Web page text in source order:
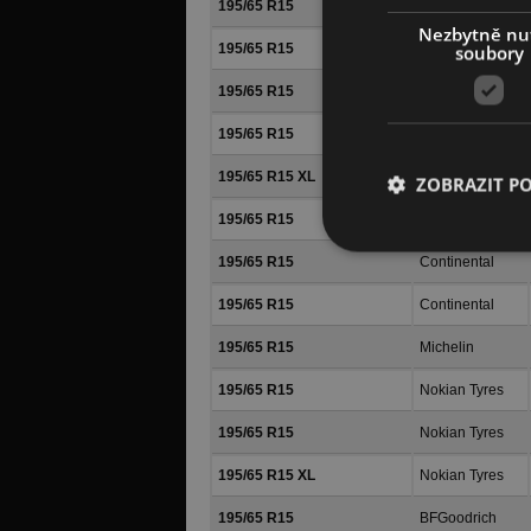
195/65 R15
195/65 R15 Barum
195/65 R15
195/65 R15
195/65 R15 XL Barum
195/65 R15
195/65 R15 Continental
195/65 R15 Continental
195/65 R15 Michelin
195/65 R15 Nokian Tyres
195/65 R15 Nokian Tyres
195/65 R15 XL Nokian Tyres
195/65 R15 BFGoodrich
Nezbytně
soubory
ZOBRAZIT